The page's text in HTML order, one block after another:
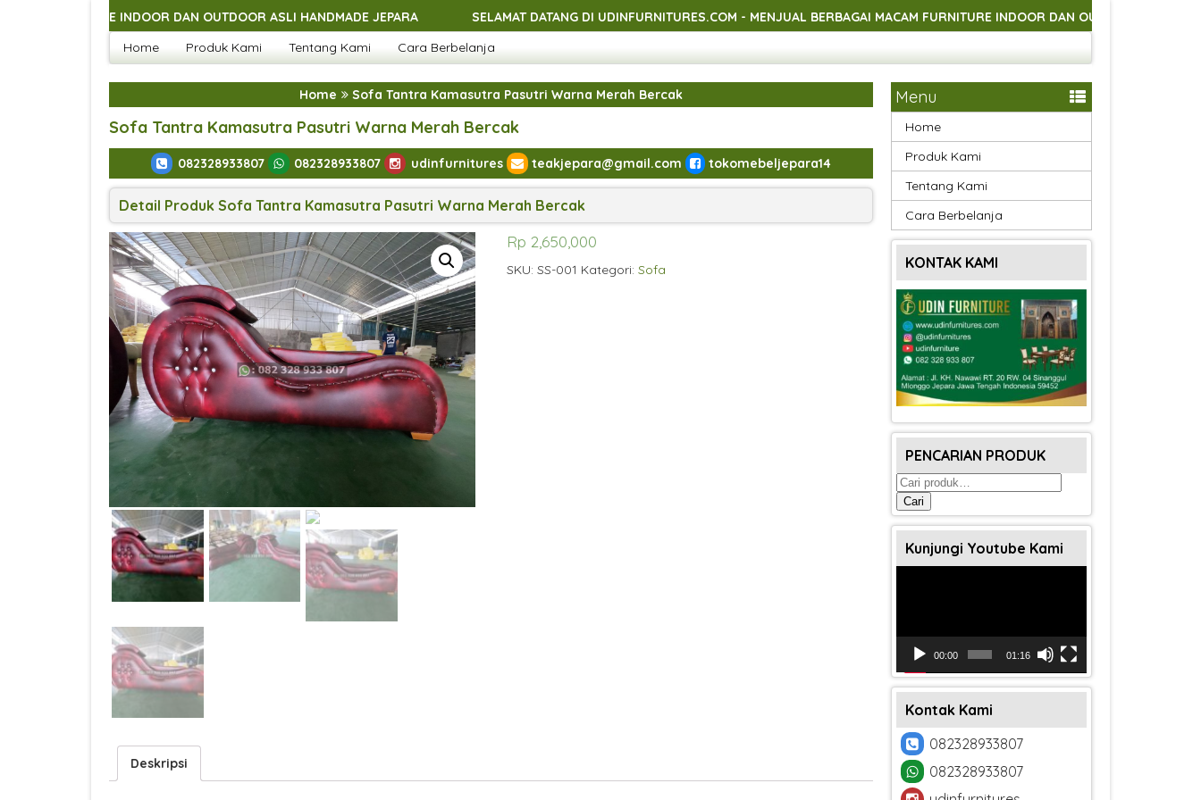
INDOOR DAN OUTDOOR ASLI HANDMADE JEPARA SELAMAT DATANG DI UDINFURNITURES.COM - MENJUAL BERBAGAI MACAM FURNITURE INDOOR DAN OUTDOOR ASLI HANDMADE JEPARA
INDOOR DAN OUTDOOR ASLI HANDMADE JEPARA SELAMAT DATANG DI UDINFURNITURES.COM - MENJUAL BERBAGAI MACAM FURNITURE INDOOR DAN OUTDOOR ASLI HANDMADE JEPARA
INDOOR DAN OUTDOOR ASLI HANDMADE JEPARA SELAMAT DATANG DI UDINFURNITURES.COM - MENJUAL BERBAGAI MACAM FURNITURE INDOOR DAN OUTDOOR ASLI HANDMADE JEPARA
INDOOR DAN OUTDOOR ASLI HANDMADE JEPARA
Home Produk Kami Tentang Kami Cara Berbelanja
Home Sofa Tantra Kamasutra Pasutri Warna Merah Bercak
Sofa Tantra Kamasutra Pasutri Warna Merah Bercak
082328933807 082328933807 udinfurnitures teakjepara@gmail.com tokomebeljepara14
Detail Produk Sofa Tantra Kamasutra Pasutri Warna Merah Bercak
Rp 2,650,000
SKU: SS-001 Kategori: Sofa
Deskripsi
Menu
Home
Produk Kami
Tentang Kami
Cara Berbelanja
KONTAK KAMI
PENCARIAN PRODUK
Pencarian
untuk:
Cari
Kunjungi Youtube Kami
00:00 01:16
Kontak Kami
082328933807
082328933807